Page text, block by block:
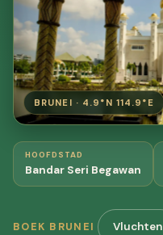
BRUNEI · 4.9°N 114.9°E
HOOFDSTAD
Bandar Seri Begawan
BOEK BRUNEI Vluchten